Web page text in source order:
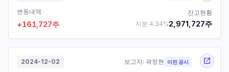
변동내역
+161,727주
잔고현황
지분 4.34%2,971,727주
2024-12-02 보고자: 곽정현 이전 공시